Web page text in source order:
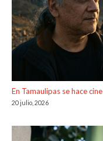
En Tamaulipas se hace cine
20 julio, 2026